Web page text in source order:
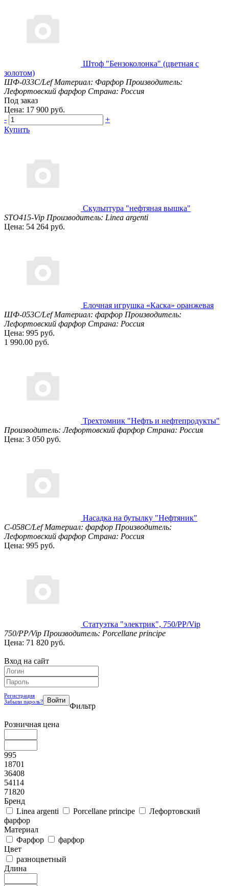
Штоф "Бензоколонка" (цветная с
золотом)
ШФ-033С/Lef Материал: Фарфор Производитель:
Лефортовский фарфор Страна: Россия
Под заказ
Цена: 17 900 руб.
-
+
Купить
Скульптура "нефтяная вышка"
STO415-Vip Производитель: Linea argenti
Цена: 54 264 руб.
Елочная игрушка «Каска» оранжевая
ШФ-053С/Lef Материал: фарфор Производитель:
Лефортовский фарфор Страна: Россия
Цена: 995 руб.
1 990.00 руб.
Трехтомник "Нефть и нефтепродукты"
Производитель: Лефортовский фарфор Страна: Россия
Цена: 3 050 руб.
Насадка на бутылку "Нефтяник"
С-058С/Lef Материал: фарфор Производитель:
Лефортовский фарфор Страна: Россия
Цена: 995 руб.
Статуэтка "электрик", 750/PP/Vip
750/PP/Vip Производитель: Porcellane principe
Цена: 71 820 руб.
Вход на сайт
Регистрация
Забыли пароль?
Фильтр
Розничная цена
995
18701
36408
54114
71820
Бренд
Linea argenti
Porcellane principe
Лефортовский
фарфор
Материал
Фарфор
фарфор
Цвет
разноцветный
Длина